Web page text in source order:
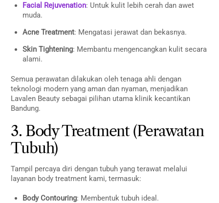
Facial Rejuvenation: Untuk kulit lebih cerah dan awet
muda.
Acne Treatment: Mengatasi jerawat dan bekasnya.
Skin Tightening: Membantu mengencangkan kulit secara
alami.
Semua perawatan dilakukan oleh tenaga ahli dengan
teknologi modern yang aman dan nyaman, menjadikan
Lavalen Beauty sebagai pilihan utama klinik kecantikan
Bandung.
3. Body Treatment (Perawatan
Tubuh)
Tampil percaya diri dengan tubuh yang terawat melalui
layanan body treatment kami, termasuk:
Body Contouring: Membentuk tubuh ideal.